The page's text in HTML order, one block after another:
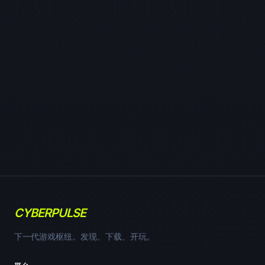
CYBERPULSE
下一代游戏枢纽。发现、下载、开玩。